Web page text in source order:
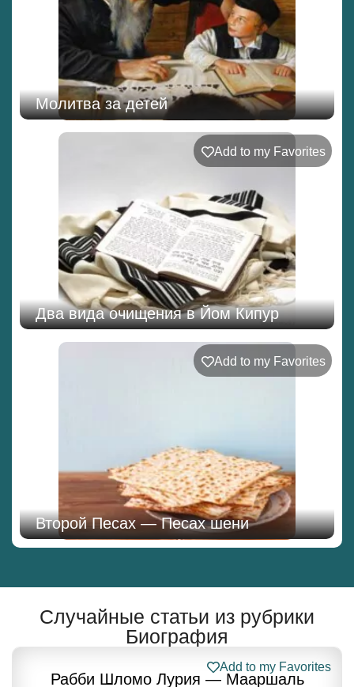
Молитва за детей
Add to my Favorites
Два вида очищения в Йом Кипур
Add to my Favorites
Второй Песах — Песах шени
Случайные статьи из рубрики
Биография
Рабби Шломо Лурия — Мааршаль
Add to my Favorites